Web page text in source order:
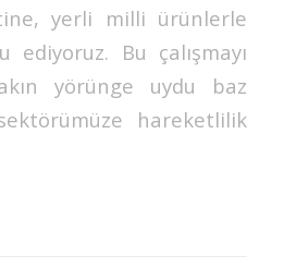
yerli milli ürünlerle
ediyoruz. Bu çalışmayı
yörünge uydu baz
hareketlilik